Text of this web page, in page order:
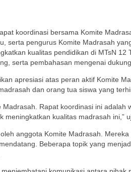
koordinasi bersama Komite
serta pengurus Komite Madrasah
kualitas pendidikan di MTsN
serta pembahasan mengenai
apresiasi atas peran aktif Komite
dan orang tua siswa yang
Rapat koordinasi ini
kualitas madrasah ini,”
anggota Komite Madrasah.
Beberapa topik yang